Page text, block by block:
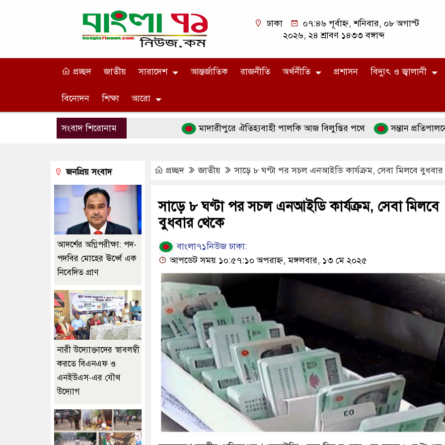
ঢাকা
০৭:৪৬ পূর্বাহ্ন, শনিবার, ০৮ অগাস্ট
২০২৬, ২৪ শ্রাবণ ১৪৩৩ বঙ্গাব্দ
প্রচ্ছদ জাতীয় সারাদেশ আন্তর্জাতিক রাজনীতি অর্থনীতি প্রশাসন বিদ্যুৎ ও জ্বালানী
বিনোদন শিক্ষা আরো
সংবাদ শিরোনাম মাদারীপুরে ঐতিহ্যবাহী পালকি আজ বিলুপ্তির পথে সন্তান প্রতিপালনে
প্রচ্ছদ জাতীয় সাড়ে ৮ ঘণ্টা পর সচল এনআইডি কার্যক্রম, সেবা মিলবে
সাড়ে ৮ ঘণ্টা পর সচল এনআইডি কার্যক্রম, সেবা মিলবে
বুধবার থেকে
বাংলা৭১নিউজ ঢাকা:
আপডেট সময় ১০:৫৭:১০ অপরাহ্ন, মঙ্গলবার, ১৩ মে ২০২৫
জনপ্রিয় সংবাদ
আদর্শের অগ্নিপরীক্ষা: পদ-
পদবির মোহের ঊর্ধ্বে এক
নিবেদিত প্রাণ
নারী উদ্যোক্তাদের স্বাবলম্বী
করতে বিএনএফ ও
এনইউএস-এর যৌথ
উদ্যোগ